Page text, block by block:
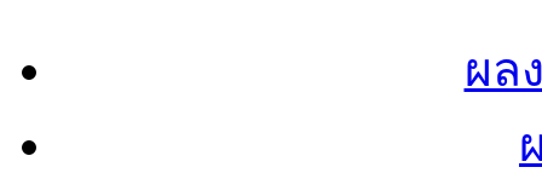
ผล